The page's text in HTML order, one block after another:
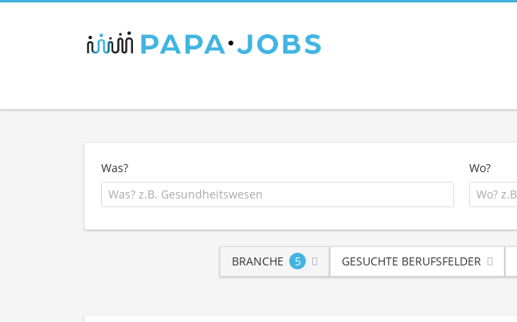
Was? Wo?
BRANCHE 5 GESUCHTE BERUFSFELDER